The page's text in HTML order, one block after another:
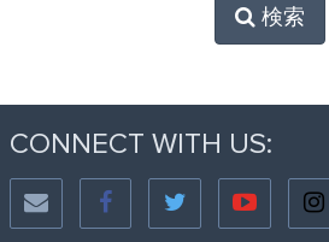
検索
CONNECT WITH US: